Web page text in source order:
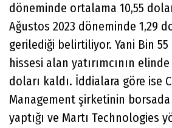
döneminde ortalama 10,55
Ağustos 2023 döneminde 1,29
gerilediği belirtiliyor. Yani Bin 55
hissesi alan yatırımcının
doları kaldı. İddialara göre ise
Management şirketinin
yaptığı ve Martı Technologies